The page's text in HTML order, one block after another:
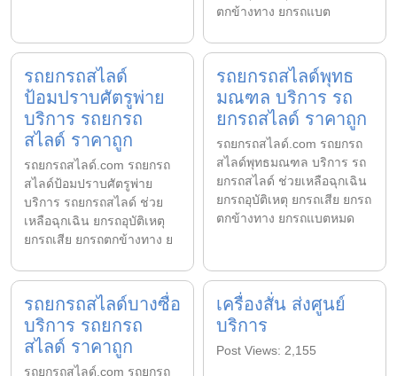
ตกข้างทาง ยกรถแบต
รถยกรถสไลด์
ป้อมปราบศัตรูพ่าย
บริการ รถยกรถ
สไลด์ ราคาถูก
รถยกรถสไลด์.com รถยกรถ
สไลด์ป้อมปราบศัตรูพ่าย
บริการ รถยกรถสไลด์ ช่วย
เหลือฉุกเฉิน ยกรถอุบัติเหตุ
ยกรถเสีย ยกรถตกข้างทาง ย
รถยกรถสไลด์พุทธ
มณฑล บริการ รถ
ยกรถสไลด์ ราคาถูก
รถยกรถสไลด์.com รถยกรถ
สไลด์พุทธมณฑล บริการ รถ
ยกรถสไลด์ ช่วยเหลือฉุกเฉิน
ยกรถอุบัติเหตุ ยกรถเสีย ยกรถ
ตกข้างทาง ยกรถแบตหมด
รถยกรถสไลด์บางซื่อ
บริการ รถยกรถ
สไลด์ ราคาถูก
รถยกรถสไลด์.com รถยกรถ
เครื่องสั่น ส่งศูนย์
บริการ
Post Views: 2,155